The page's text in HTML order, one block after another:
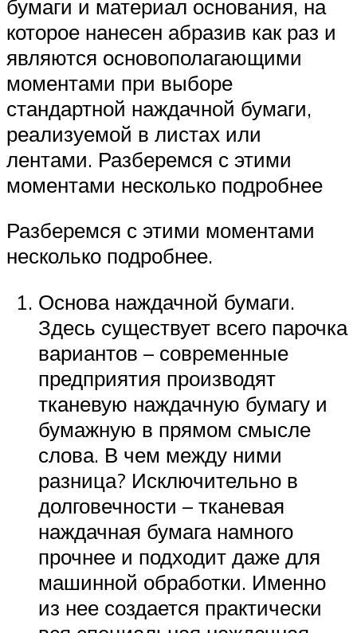
бумаги и материал основания, на
которое нанесен абразив как раз и
являются основополагающими
моментами при выборе
стандартной наждачной бумаги,
реализуемой в листах или
лентами. Разберемся с этими
моментами несколько подробнее
Разберемся с этими моментами
несколько подробнее.
Основа наждачной бумаги.
Здесь существует всего парочка
вариантов – современные
предприятия производят
тканевую наждачную бумагу и
бумажную в прямом смысле
слова. В чем между ними
разница? Исключительно в
долговечности – тканевая
наждачная бумага намного
прочнее и подходит даже для
машинной обработки. Именно
из нее создается практически